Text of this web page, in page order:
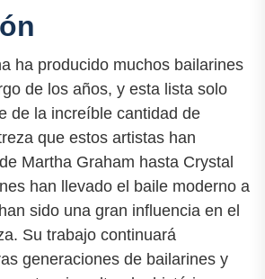
ha producido muchos bailarines
de los años, y esta lista solo
de la increíble cantidad de
que estos artistas han
Martha Graham hasta Crystal
han llevado el baile moderno a
sido una gran influencia en el
Su trabajo continuará
generaciones de bailarines y